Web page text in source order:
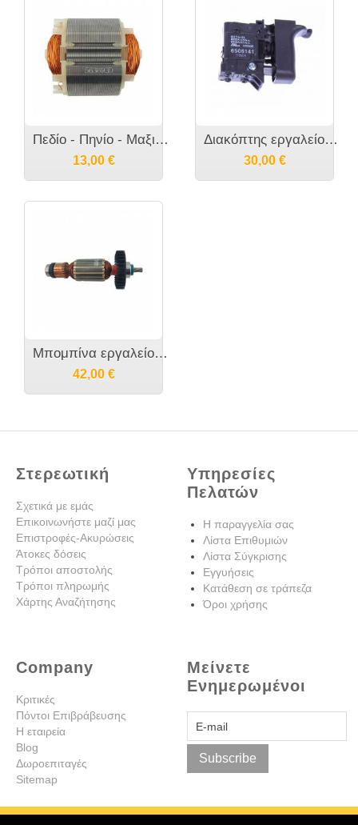
Πεδίο - Πηνίο - Μαξιλαράκι εργαλείου MAKITA - 633693-4
13,00 €
Διακόπτης εργαλείου MAKITA - 650614-1
30,00 €
Μπομπίνα εργαλείου MAKITA FS2300/FS2500 - 515764-8
42,00 €
Στερεωτική
Σχετικά με εμάς
Επικοινωνήστε μαζί μας
Επιστροφές-Ακυρώσεις
Άτοκες δόσεις
Τρόποι αποστολής
Τρόποι πληρωμής
Χάρτης Αναζήτησης
Υπηρεσίες
Πελατών
Η παραγγελία σας
Λίστα Επιθυμιών
Λίστα Σύγκρισης
Εγγυήσεις
Κατάθεση σε τράπεζα
Όροι χρήσης
Company
Κριτικές
Πόντοι Επιβράβευσης
Η εταιρεία
Blog
Δωροεπιταγές
Sitemap
Μείνετε
Ενημερωμένοι
Subscribe